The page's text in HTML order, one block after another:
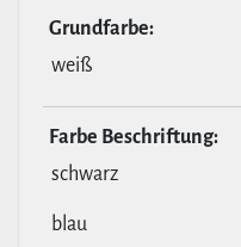
Grund­farbe:
weiß
Farbe Beschrif­tung:
schwarz
blau